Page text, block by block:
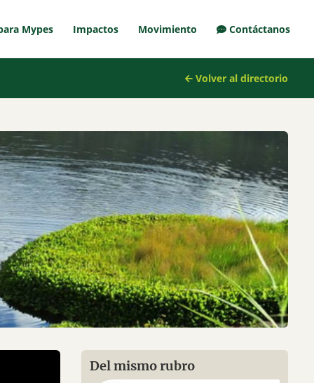
Mypes Impactos Movimiento Contáctanos
Volver al directorio
Del mismo rubro